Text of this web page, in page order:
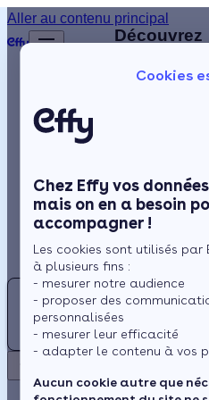
Cookies
Chez Effy vos
mais on en a besoin
accompagner !
Les cookies sont utilisés
à plusieurs fins :
- mesurer notre audience
- proposer des
personnalisées
- mesurer leur efficacité
- adapter le contenu à vos
Aucun cookie autre que
Aller au contenu principal
Chauffage
Rénovation globale
Aides et Primes
Actualités
Espace Client
Retour
DBCS
Découvrez
artisans
EX
ETS
XAVIER
SCHURRER
Pas encore
d'avis
Hésingue -